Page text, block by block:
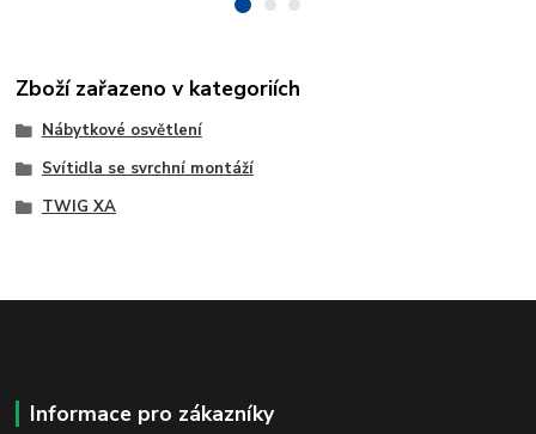
Zboží zařazeno v kategoriích
Nábytkové osvětlení
Svítidla se svrchní montáží
TWIG XA
Informace pro zákazníky